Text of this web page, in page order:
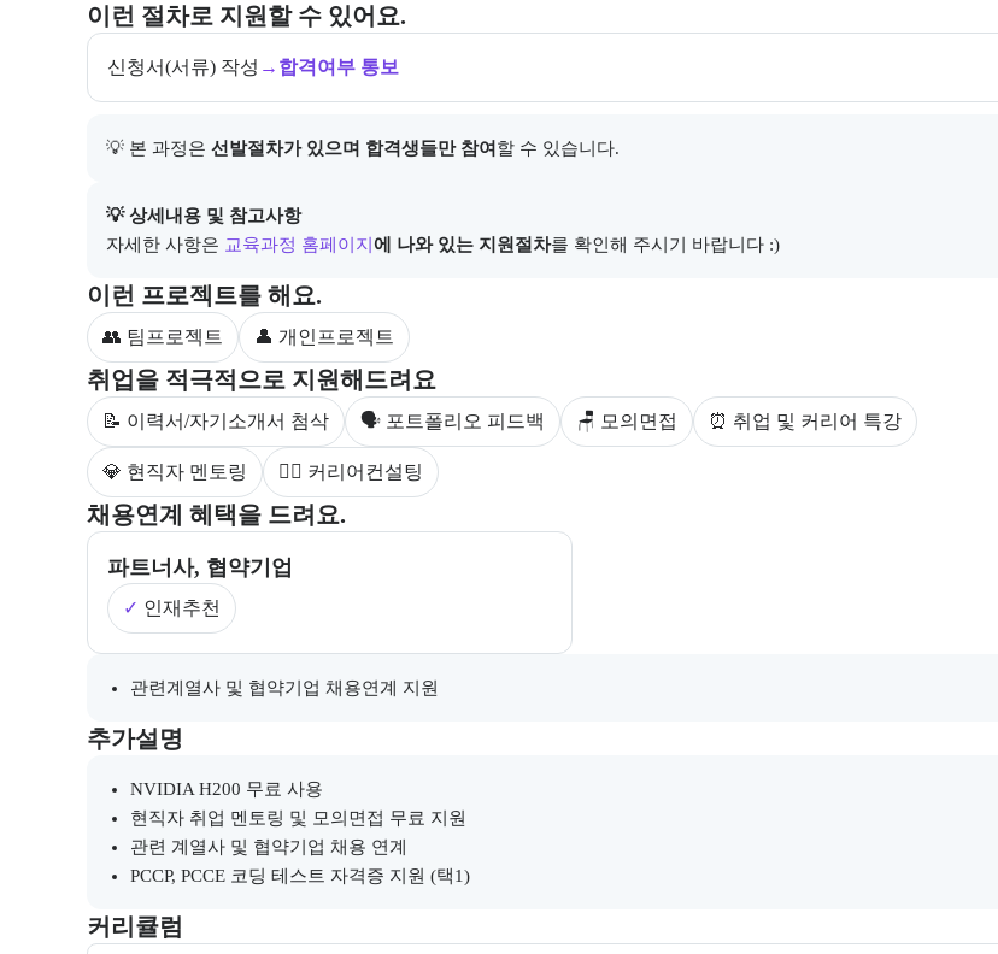
이런 절차로 지원할 수 있어요.
교육과정 지원 절차와 참여 조건, 상세 참고사항을 안내한다.
신청서(서류) 작성 → 합격여부 통보
💡 본 과정은 선발절차가 있으며 합격생들만 참여 할 수 있습니다.
💡 상세내용 및 참고사항
아래에는 지원 절차의 상세 설명 및 참고 링크가 포함된다.
자세한 사항은 교육과정 홈페이지 에 나와 있는 지원절차를 확인해 주시기 바랍니다 :)
이런 프로젝트를 해요.
부트캠프 과정에서 진행하는 프로젝트 유형을 안내한다.
👥 팀프로젝트 👤 개인프로젝트
취업을 적극적으로 지원해드려요
부트캠프 수강생을 대상으로 제공되는 취업 지원 서비스를 안내한다.
📝 이력서/자기소개서 첨삭 🗣 포트폴리오 피드백 🪑 모의면접 ⏰ 취업 및 커리어 특강
💎 현직자 멘토링 💁‍♀️ 커리어컨설팅
채용연계 혜택을 드려요.
부트캠프의 채용 연계 기업 정보와 추가 안내 내용을 제공한다.
파트너사, 협약기업
✓ 인재추천
채용 연계와 관련된 추가 안내 내용을 마크다운 형식으로 제공한다.
관련계열사 및 협약기업 채용연계 지원
추가설명
부트캠프와 관련된 추가 안내 및 참고 사항을 제공한다.
NVIDIA H200 무료 사용
현직자 취업 멘토링 및 모의면접 무료 지원
관련 계열사 및 협약기업 채용 연계
PCCP, PCCE 코딩 테스트 자격증 지원 (택1)
커리큘럼
교육과정의 커리큘럼 정보를 안내한다.
커리큘럼